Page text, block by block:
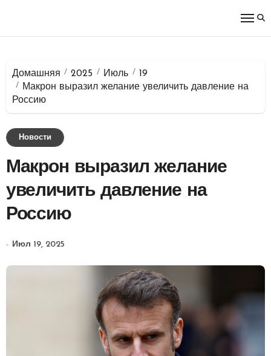
Домашняя 2025 Июль
19
Макрон выразил желание увеличить давление на
Россию
Новости
Макрон выразил желание
увеличить давление на
Россию
Июл 19, 2025